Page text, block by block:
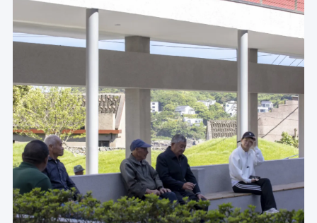
导视设计：M.TP 104
项目位置： 浙江舟山，柴山岛
建筑面积： 799㎡
设计周期：2023/6-2023/9
建设周期：2023/9-2024/5